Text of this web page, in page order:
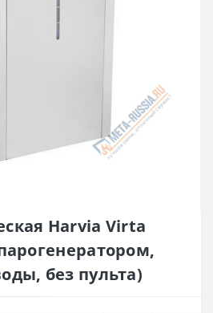
Harvia Virta
без пульта)